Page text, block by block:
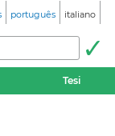
português italiano
Tesi